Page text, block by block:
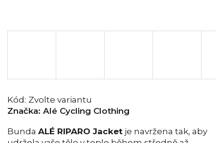
Kód: Zvolte variantu
Značka: Alé Cycling Clothing
Bunda ALÉ RIPARO Jacket je navržena tak, aby